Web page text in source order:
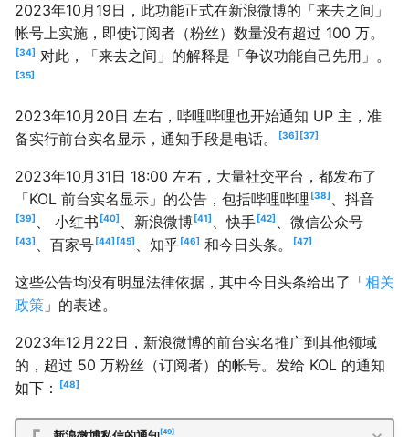
2023年10月19日，此功能正式在新浪微博的「来去之间」
帐号上实施，即使订阅者（粉丝）数量没有超过 100 万。
34 对此，「来去之间」的解释是「争议功能自己先用」。
35
2023年10月20日 左右，哔哩哔哩也开始通知 UP 主，准
备实行前台实名显示，通知手段是电话。
36 37
2023年10月31日 18:00 左右，大量社交平台，都发布了
「KOL 前台实名显示」的公告，包括哔哩哔哩 38 、抖音
39 、 小红书 40 、新浪微博 41 、快手 42 、微信公众号
43 、百家号 44 45 、知乎 46 和今日头条。 47
这些公告均没有明显法律依据，其中今日头条给出了「相关
政策 」的表述。
2023年12月22日，新浪微博的前台实名推广到其他领域
的，超过 50 万粉丝（订阅者）的帐号。发给 KOL 的通知
如下：
48
49